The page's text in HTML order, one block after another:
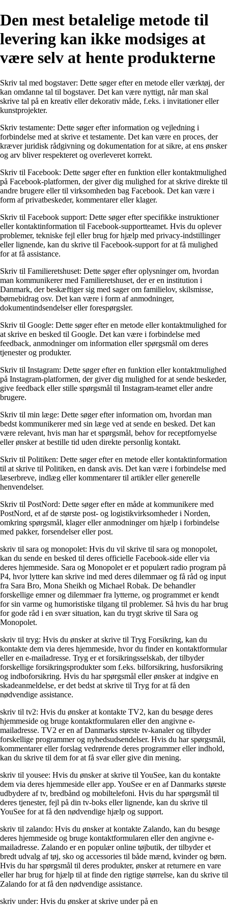
Den mest betalelige metode til
levering kan ikke modsiges at
være selv at hente produkterne
Skriv tal med bogstaver: Dette søger efter en metode eller værktøj, der
kan omdanne tal til bogstaver. Det kan være nyttigt, når man skal
skrive tal på en kreativ eller dekorativ måde, f.eks. i invitationer eller
kunstprojekter.
Skriv testamente: Dette søger efter information og vejledning i
forbindelse med at skrive et testamente. Det kan være en proces, der
kræver juridisk rådgivning og dokumentation for at sikre, at ens ønsker
og arv bliver respekteret og overleveret korrekt.
Skriv til Facebook: Dette søger efter en funktion eller kontaktmulighed
på Facebook-platformen, der giver dig mulighed for at skrive direkte til
andre brugere eller til virksomheden bag Facebook. Det kan være i
form af privatbeskeder, kommentarer eller klager.
Skriv til Facebook support: Dette søger efter specifikke instruktioner
eller kontaktinformation til Facebook-supportteamet. Hvis du oplever
problemer, tekniske fejl eller brug for hjælp med privacy-indstillinger
eller lignende, kan du skrive til Facebook-support for at få mulighed
for at få assistance.
Skriv til Familieretshuset: Dette søger efter oplysninger om, hvordan
man kommunikerer med Familieretshuset, der er en institution i
Danmark, der beskæftiger sig med sager om familielov, skilsmisse,
børnebidrag osv. Det kan være i form af anmodninger,
dokumentindsendelser eller forespørgsler.
Skriv til Google: Dette søger efter en metode eller kontaktmulighed for
at skrive en besked til Google. Det kan være i forbindelse med
feedback, anmodninger om information eller spørgsmål om deres
tjenester og produkter.
Skriv til Instagram: Dette søger efter en funktion eller kontaktmulighed
på Instagram-platformen, der giver dig mulighed for at sende beskeder,
give feedback eller stille spørgsmål til Instagram-teamet eller andre
brugere.
Skriv til min læge: Dette søger efter information om, hvordan man
bedst kommunikerer med sin læge ved at sende en besked. Det kan
være relevant, hvis man har et spørgsmål, behov for receptfornyelse
eller ønsker at bestille tid uden direkte personlig kontakt.
Skriv til Politiken: Dette søger efter en metode eller kontaktinformation
til at skrive til Politiken, en dansk avis. Det kan være i forbindelse med
læserbreve, indlæg eller kommentarer til artikler eller generelle
henvendelser.
Skriv til PostNord: Dette søger efter en måde at kommunikere med
PostNord, et af de største post- og logistikvirksomheder i Norden,
omkring spørgsmål, klager eller anmodninger om hjælp i forbindelse
med pakker, forsendelser eller post.
skriv til sara og monopolet: Hvis du vil skrive til sara og monopolet,
kan du sende en besked til deres officielle Facebook-side eller via
deres hjemmeside. Sara og Monopolet er et populært radio program på
P4, hvor lyttere kan skrive ind med deres dilemmaer og få råd og input
fra Sara Bro, Mona Sheikh og Michael Robak. De behandler
forskellige emner og dilemmaer fra lytterne, og programmet er kendt
for sin varme og humoristiske tilgang til problemer. Så hvis du har brug
for gode råd i en svær situation, kan du trygt skrive til Sara og
Monopolet.
skriv til tryg: Hvis du ønsker at skrive til Tryg Forsikring, kan du
kontakte dem via deres hjemmeside, hvor du finder en kontaktformular
eller en e-mailadresse. Tryg er et forsikringsselskab, der tilbyder
forskellige forsikringsprodukter som f.eks. bilforsikring, husforsikring
og indboforsikring. Hvis du har spørgsmål eller ønsker at indgive en
skadeanmeldelse, er det bedst at skrive til Tryg for at få den
nødvendige assistance.
skriv til tv2: Hvis du ønsker at kontakte TV2, kan du besøge deres
hjemmeside og bruge kontaktformularen eller den angivne e-
mailadresse. TV2 er en af Danmarks største tv-kanaler og tilbyder
forskellige programmer og nyhedsudsendelser. Hvis du har spørgsmål,
kommentarer eller forslag vedrørende deres programmer eller indhold,
kan du skrive til dem for at få svar eller give din mening.
skriv til yousee: Hvis du ønsker at skrive til YouSee, kan du kontakte
dem via deres hjemmeside eller app. YouSee er en af Danmarks største
udbydere af tv, bredbånd og mobiltelefoni. Hvis du har spørgsmål til
deres tjenester, fejl på din tv-boks eller lignende, kan du skrive til
YouSee for at få den nødvendige hjælp og support.
skriv til zalando: Hvis du ønsker at kontakte Zalando, kan du besøge
deres hjemmeside og bruge kontaktformularen eller den angivne e-
mailadresse. Zalando er en populær online tøjbutik, der tilbyder et
bredt udvalg af tøj, sko og accessories til både mænd, kvinder og børn.
Hvis du har spørgsmål til deres produkter, ønsker at returnere en vare
eller har brug for hjælp til at finde den rigtige størrelse, kan du skrive til
Zalando for at få den nødvendige assistance.
skriv under: Hvis du ønsker at skrive under på en